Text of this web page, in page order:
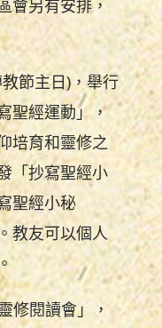
會另有安排，
節主日)，舉行
聖經運動」，
培育和靈修之
「抄寫聖經小
聖經小秘
教友可以個人
修閱讀會」，